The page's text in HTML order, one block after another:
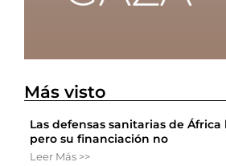
Más visto
Las defensas sanitarias de
pero su financiación no
Leer Más >>